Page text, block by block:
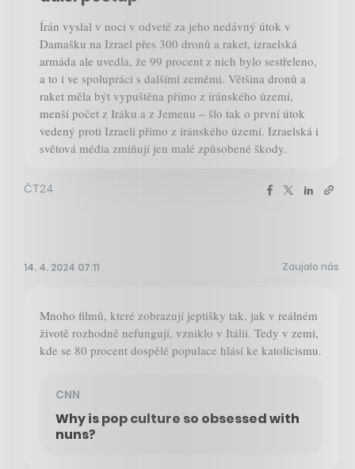
Írán vyslal v noci v odvetě za jeho nedávný útok v
Damašku na Izrael přes 300 dronů a raket, izraelská
armáda ale uvedla, že 99 procent z nich bylo sestřeleno,
a to i ve spolupráci s dalšími zeměmi. Většina dronů a
raket měla být vypuštěna přímo z íránského území,
menší počet z Iráku a z Jemenu – šlo tak o první útok
vedený proti Izraeli přímo z íránského území. Izraelská i
světová média zmiňují jen malé způsobené škody.
ČT24
14. 4. 2024 07:11 Zaujalo nás
Mnoho filmů, které zobrazují jeptišky tak, jak v reálném
životě rozhodně nefungují, vzniklo v Itálii. Tedy v zemi,
kde se 80 procent dospělé populace hlásí ke katolicismu.
CNN
Why is pop culture so obsessed with
nuns?